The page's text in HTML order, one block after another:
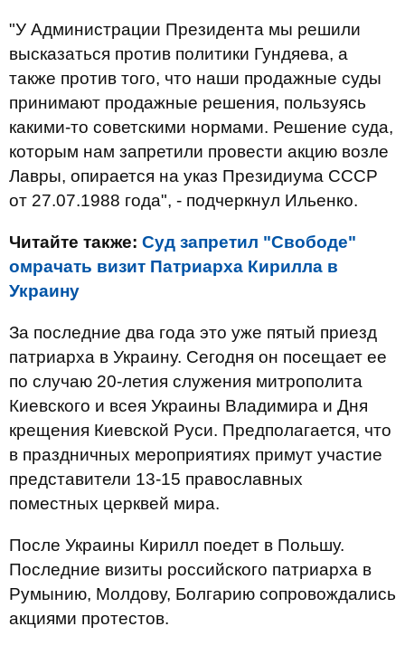
"У Администрации Президента мы решили
высказаться против политики Гундяева, а
также против того, что наши продажные суды
принимают продажные решения, пользуясь
какими-то советскими нормами. Решение суда,
которым нам запретили провести акцию возле
Лавры, опирается на указ Президиума СССР
от 27.07.1988 года", - подчеркнул Ильенко.
Читайте также: Суд запретил "Свободе"
омрачать визит Патриарха Кирилла в
Украину
За последние два года это уже пятый приезд
патриарха в Украину. Сегодня он посещает ее
по случаю 20-летия служения митрополита
Киевского и всея Украины Владимира и Дня
крещения Киевской Руси. Предполагается, что
в праздничных мероприятиях примут участие
представители 13-15 православных
поместных церквей мира.
После Украины Кирилл поедет в Польшу.
Последние визиты российского патриарха в
Румынию, Молдову, Болгарию сопровождались
акциями протестов.